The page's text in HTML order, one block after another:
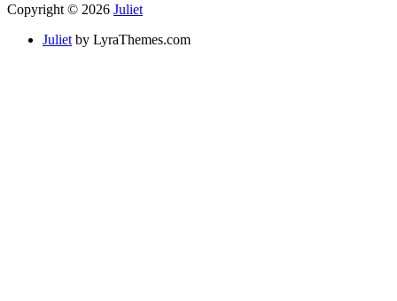
Copyright © 2026 Juliet
Juliet by LyraThemes.com